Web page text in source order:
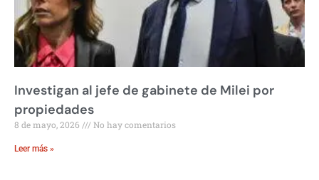
Investigan al jefe de gabinete de Milei por
propiedades
8 de mayo, 2026 No hay comentarios
Leer más »